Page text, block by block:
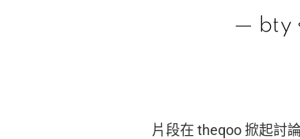
— bty
片段在 theqoo 掀起討